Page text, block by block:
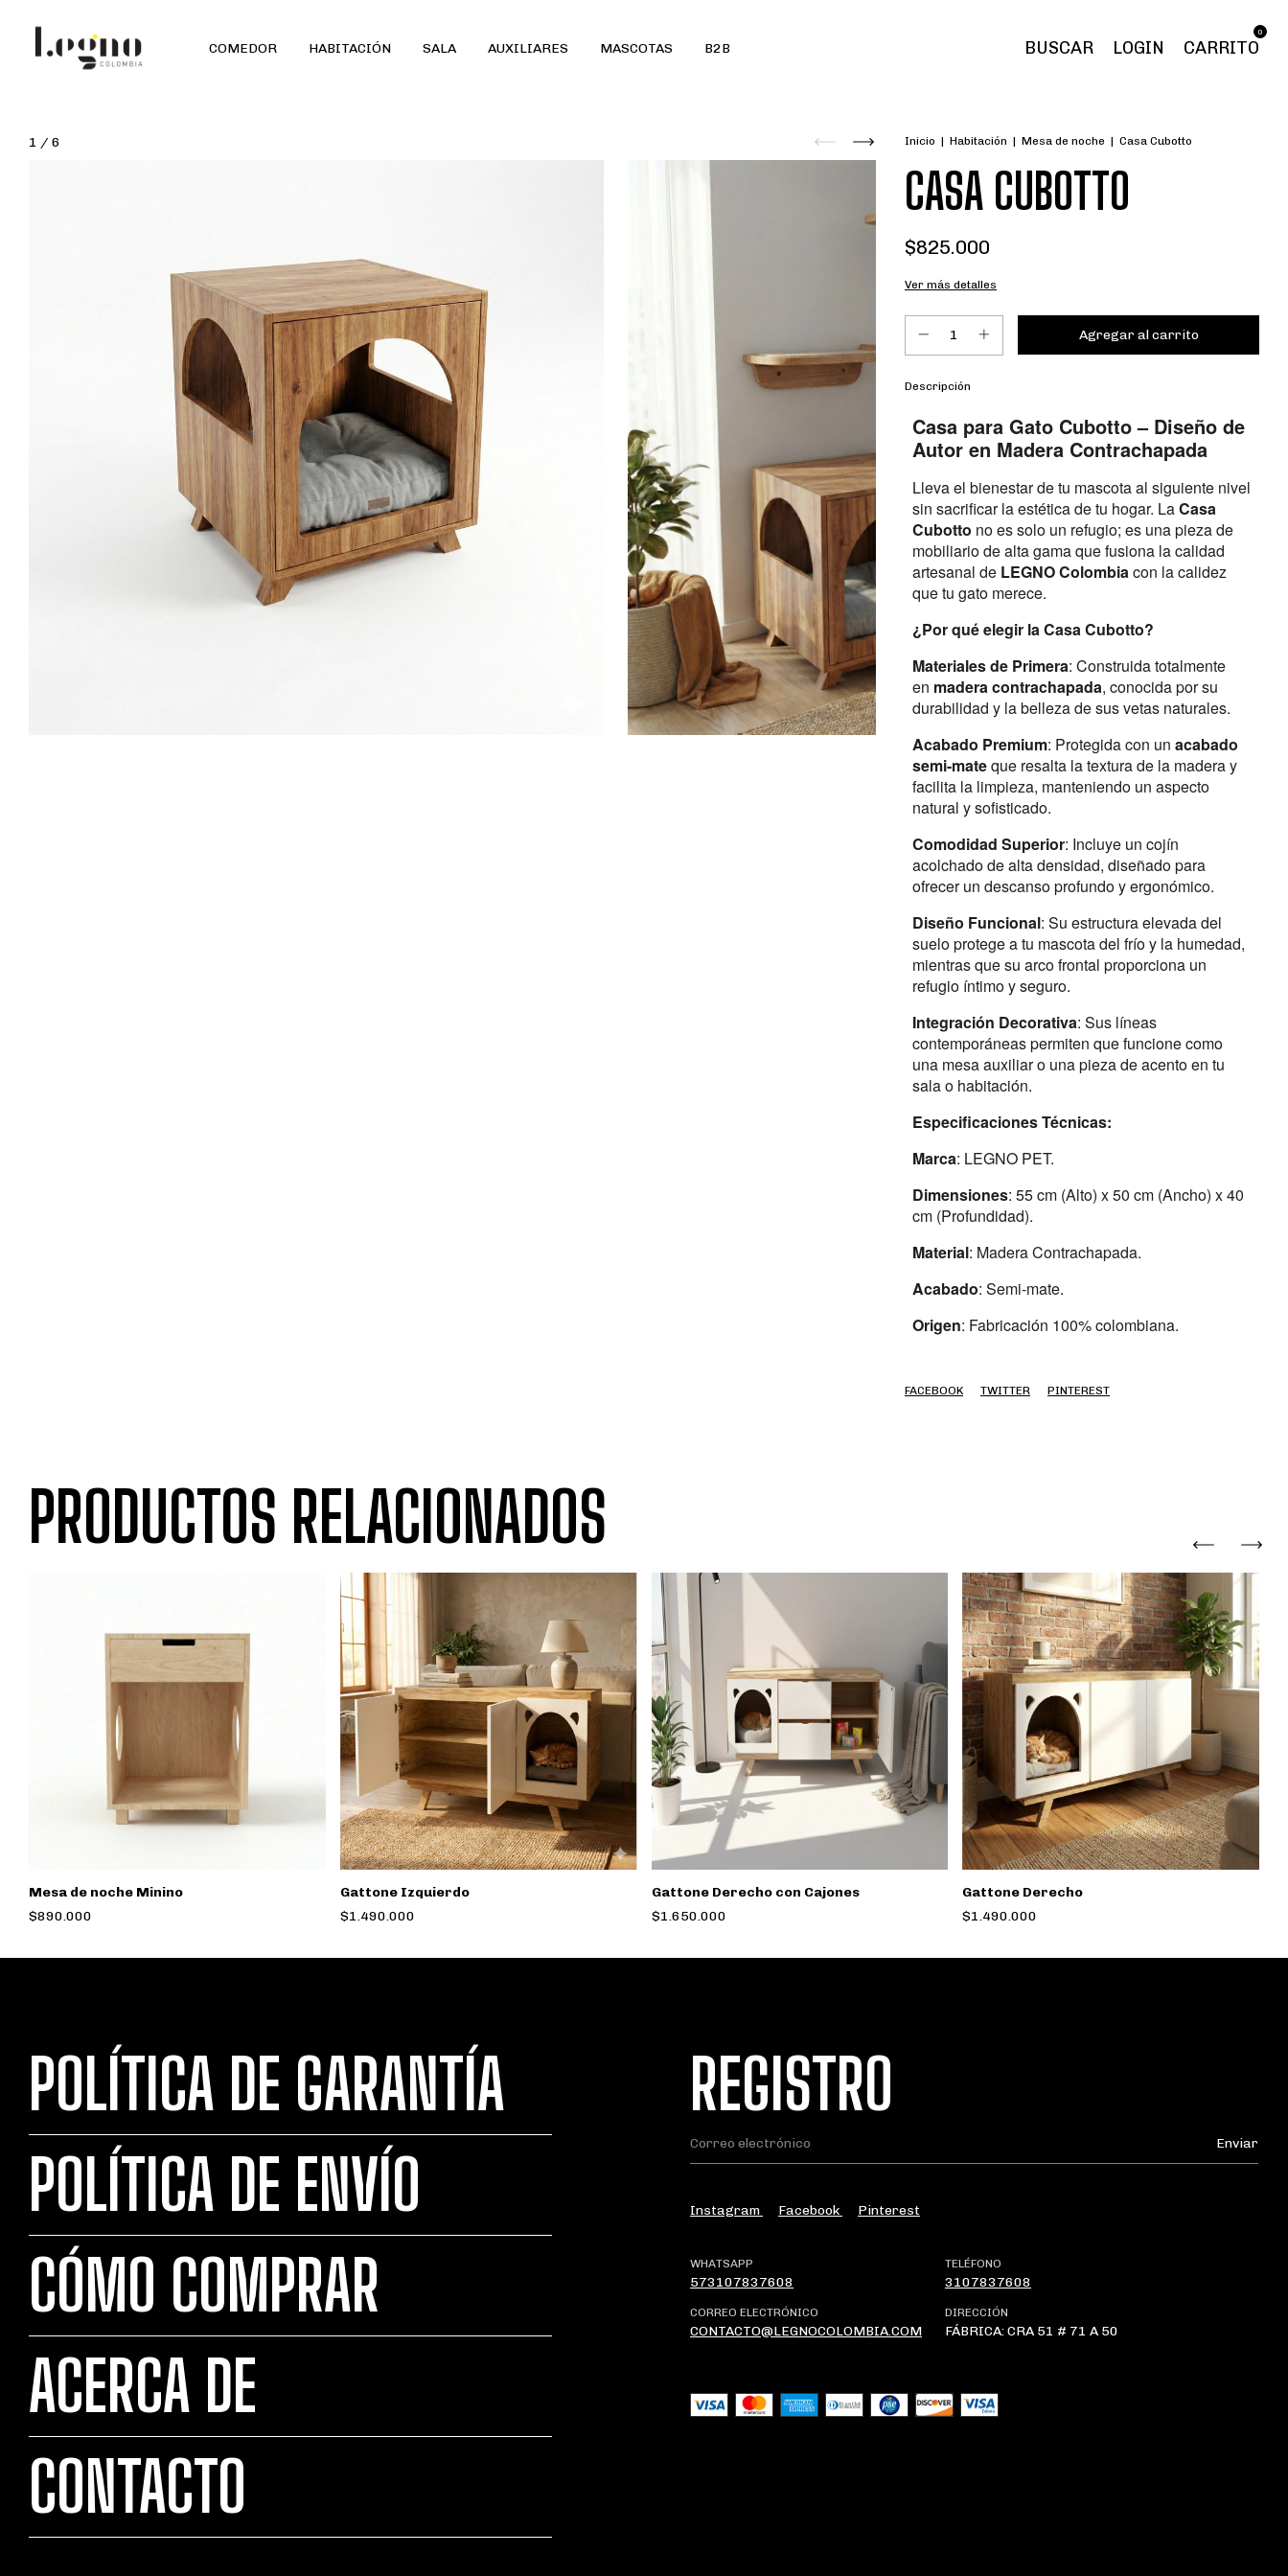
COMEDOR HABITACIÓN SALA AUXILIARES MASCOTAS B2B BUSCAR LOGIN CARRITO
0
1 / 6 Inicio | Habitación | Mesa de noche | Casa Cubotto
CASA CUBOTTO
$825.000
Ver más detalles
Descripción
Casa para Gato Cubotto – Diseño de
Autor en Madera Contrachapada
Lleva el bienestar de tu mascota al siguiente nivel
sin sacrificar la estética de tu hogar. LaCasa
Cubotto no es solo un refugio; es una pieza de
mobiliario de alta gama que fusiona la calidad
artesanal de LEGNO Colombiacon la calidez
que tu gato merece.
¿Por qué elegir la Casa Cubotto?
Materiales de Primera: Construida totalmente
en madera contrachapada, conocida por su
durabilidad y la belleza de sus vetas naturales.
Acabado Premium: Protegida con un acabado
semi-mateque resalta la textura de la madera y
facilita la limpieza, manteniendo un aspecto
natural y sofisticado.
Comodidad Superior: Incluye un cojín
acolchado de alta densidad, diseñado para
ofrecer un descanso profundo y ergonómico.
Diseño Funcional: Su estructura elevada del
suelo protege a tu mascota del frío y la humedad,
mientras que su arco frontal proporciona un
refugio íntimo y seguro.
Integración Decorativa: Sus líneas
contemporáneas permiten que funcione como
una mesa auxiliar o una pieza de acento en tu
sala o habitación.
Especificaciones Técnicas:
Marca: LEGNO PET.
Dimensiones: 55 cm (Alto) x 50 cm (Ancho) x 40
cm (Profundidad).
Material: Madera Contrachapada.
Acabado: Semi-mate.
Origen: Fabricación 100% colombiana.
FACEBOOK TWITTER PINTEREST
PRODUCTOS RELACIONADOS
Mesa de noche Minino
$890.000
Gattone Izquierdo
$1.490.000
Gattone Derecho con Cajones
$1.650.000
Gattone Derecho
$1.490.000
POLÍTICA DE GARANTÍA
POLÍTICA DE ENVÍO
CÓMO COMPRAR
ACERCA DE
CONTACTO
REGISTRO
Instagram Facebook Pinterest
WHATSAPP
573107837608
TELÉFONO
3107837608
CORREO ELECTRÓNICO
CONTACTO@LEGNOCOLOMBIA.COM
DIRECCIÓN
FÁBRICA: CRA 51 # 71 A 50